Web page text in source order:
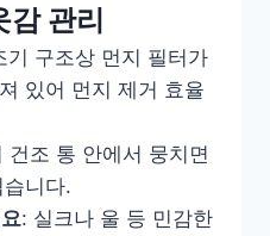
감 관리
기 구조상 먼지 필터가
있어 먼지 제거 효율
건조 통 안에서 뭉치면
니다.
: 실크나 울 등 민감한